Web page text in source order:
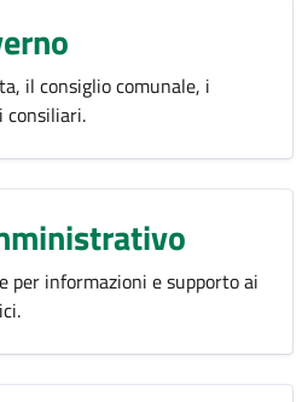
il consiglio comunale, i
consiliari.
per informazioni e supporto ai